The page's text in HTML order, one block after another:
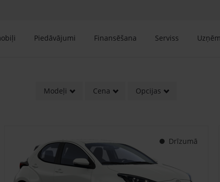
Piedāvājumi Finansēšana Serviss
Modeļi Cena Opcijas
Drīzumā